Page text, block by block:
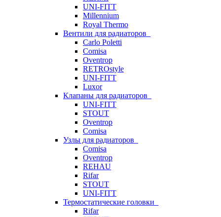
UNI-FITT
Millennium
Royal Thermo
Вентили для радиаторов
Carlo Poletti
Comisa
Oventrop
RETROstyle
UNI-FITT
Luxor
Клапаны для радиаторов
UNI-FITT
STOUT
Oventrop
Comisa
Узлы для радиаторов
Comisa
Oventrop
REHAU
Rifar
STOUT
UNI-FITT
Термостатические головки
Rifar